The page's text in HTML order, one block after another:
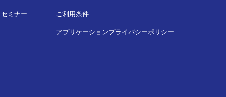
ミナー ご利用条件
アプリケーションプライバシーポリシー